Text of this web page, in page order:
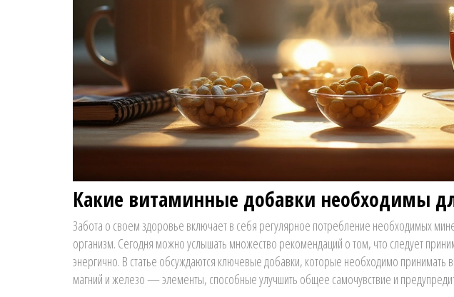
Какие витаминные добавки необходимы
Забота о своем здоровье включает в себя регулярное потребление необходимых
организм. Сегодня можно услышать множество рекомендаций о том, что следует
энергично. В статье обсуждаются ключевые добавки, которые необходимо принимать
магний и железо — элементы, способные улучшить общее самочувствие и